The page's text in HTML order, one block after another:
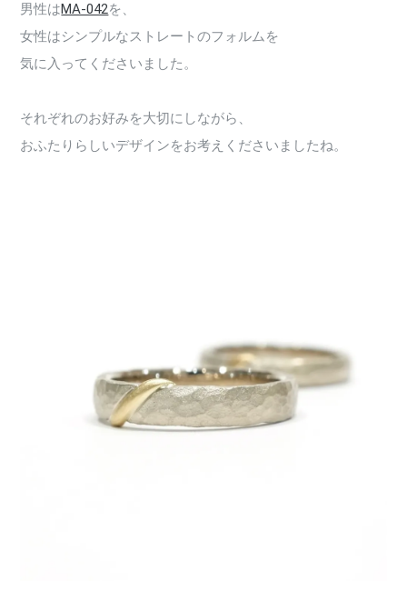
男性はMA-042を、
女性はシンプルなストレートのフォルムを
気に入ってくださいました。
それぞれのお好みを大切にしながら、
おふたりらしいデザインをお考えくださいましたね。